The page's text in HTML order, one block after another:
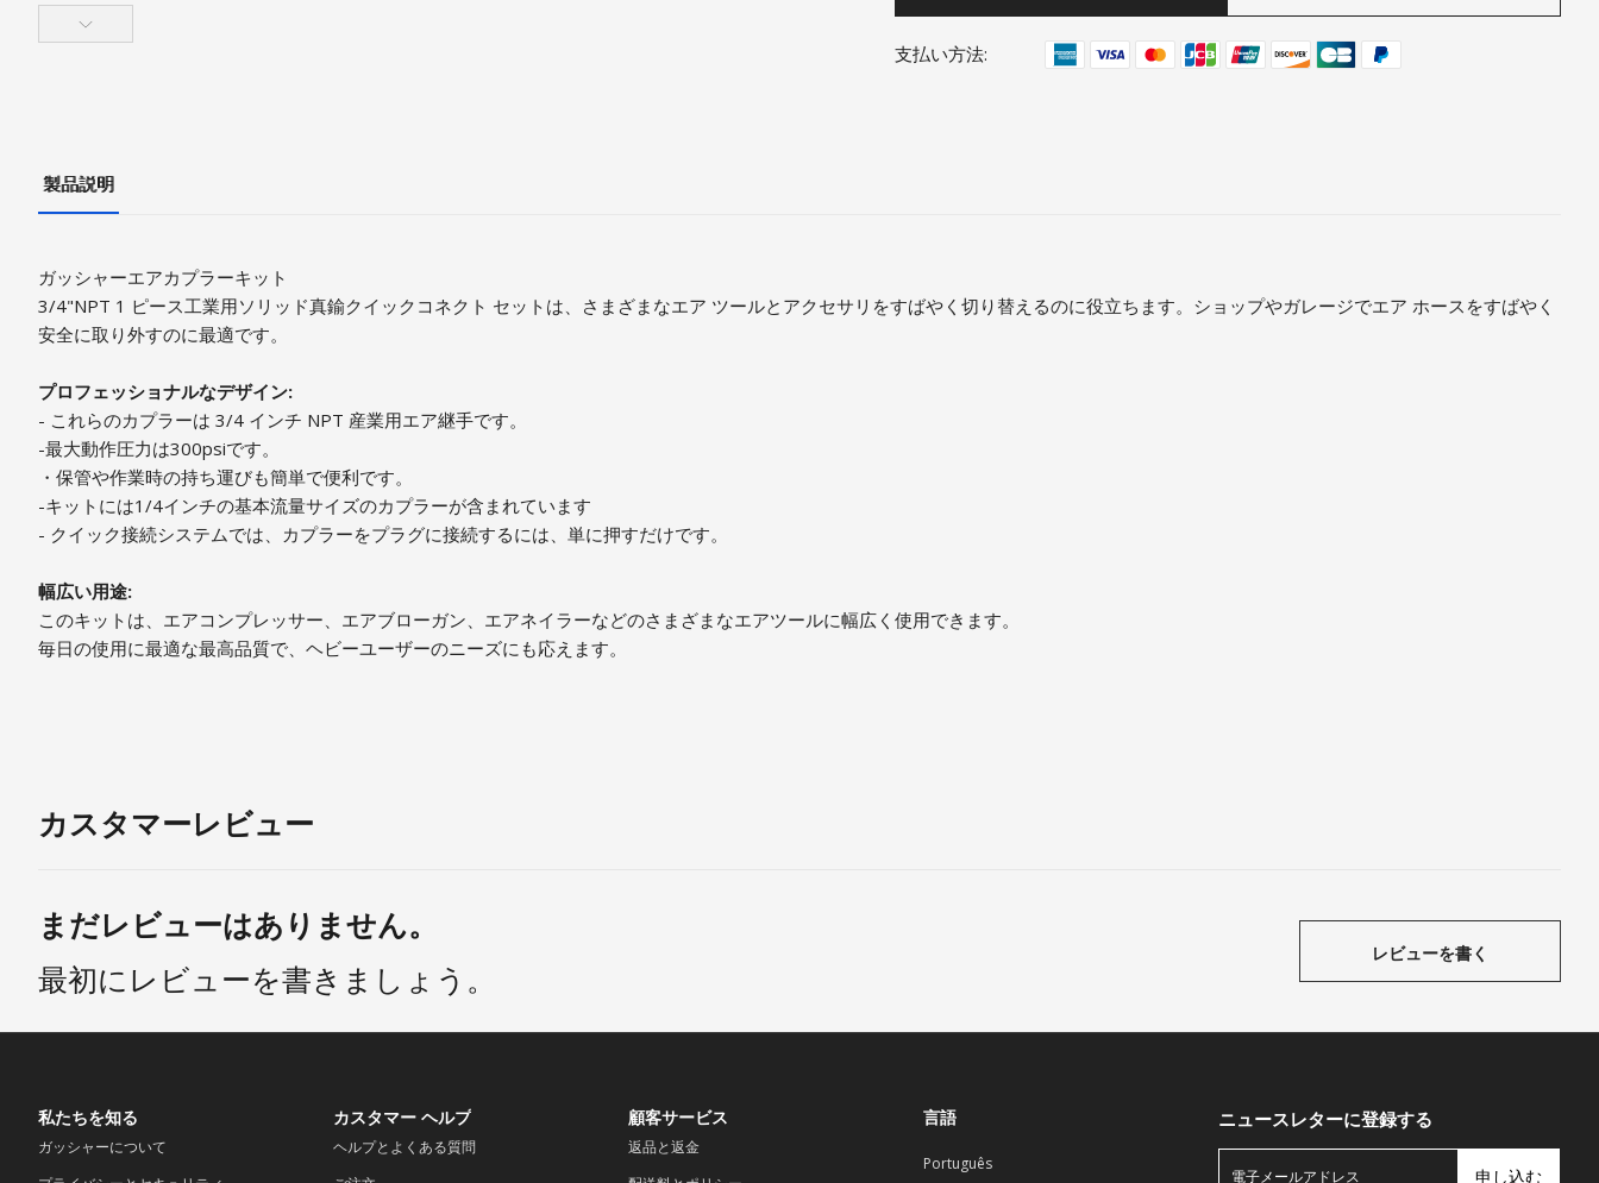
支払い方法:
製品説明
ガッシャーエアカプラーキット
3/4"NPT 1 ピース工業用ソリッド真鍮クイックコネクト セットは、さまざまなエア ツールとアクセサリをすばやく切り替えるのに役立ちます。ショップやガレージでエア ホースをすばやく
安全に取り外すのに最適です。
プロフェッショナルなデザイン:
- これらのカプラーは 3/4 インチ NPT 産業用エア継手です。
-最大動作圧力は300psiです。
・保管や作業時の持ち運びも簡単で便利です。
-キットには1/4インチの基本流量サイズのカプラーが含まれています
- クイック接続システムでは、カプラーをプラグに接続するには、単に押すだけです。
幅広い用途:
このキットは、エアコンプレッサー、エアブローガン、エアネイラーなどのさまざまなエアツールに幅広く使用できます。
毎日の使用に最適な最高品質で、ヘビーユーザーのニーズにも応えます。
カスタマーレビュー
まだレビューはありません。
最初にレビューを書きましょう。
レビューを書く
私たちを知る
ガッシャーについて
カスタマー ヘルプ
ヘルプとよくある質問
顧客サービス
返品と返金
言語
Português
ニュースレターに登録する
申し込む